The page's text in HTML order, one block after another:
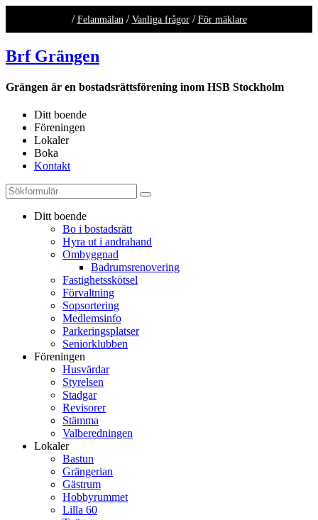
/ Felanmälan / Vanliga frågor / För mäklare
Brf Grängen
Grängen är en bostadsrättsförening inom HSB Stockholm
Ditt boende
Föreningen
Lokaler
Boka
Kontakt
Ditt boende
Bo i bostadsrätt
Hyra ut i andrahand
Ombyggnad
Badrumsrenovering
Fastighetsskötsel
Förvaltning
Sopsortering
Medlemsinfo
Parkeringsplatser
Seniorklubben
Föreningen
Husvärdar
Styrelsen
Stadgar
Revisorer
Stämma
Valberedningen
Lokaler
Bastun
Grängerian
Gästrum
Hobbyrummet
Lilla 60